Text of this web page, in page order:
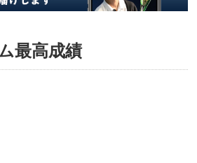
最高成績